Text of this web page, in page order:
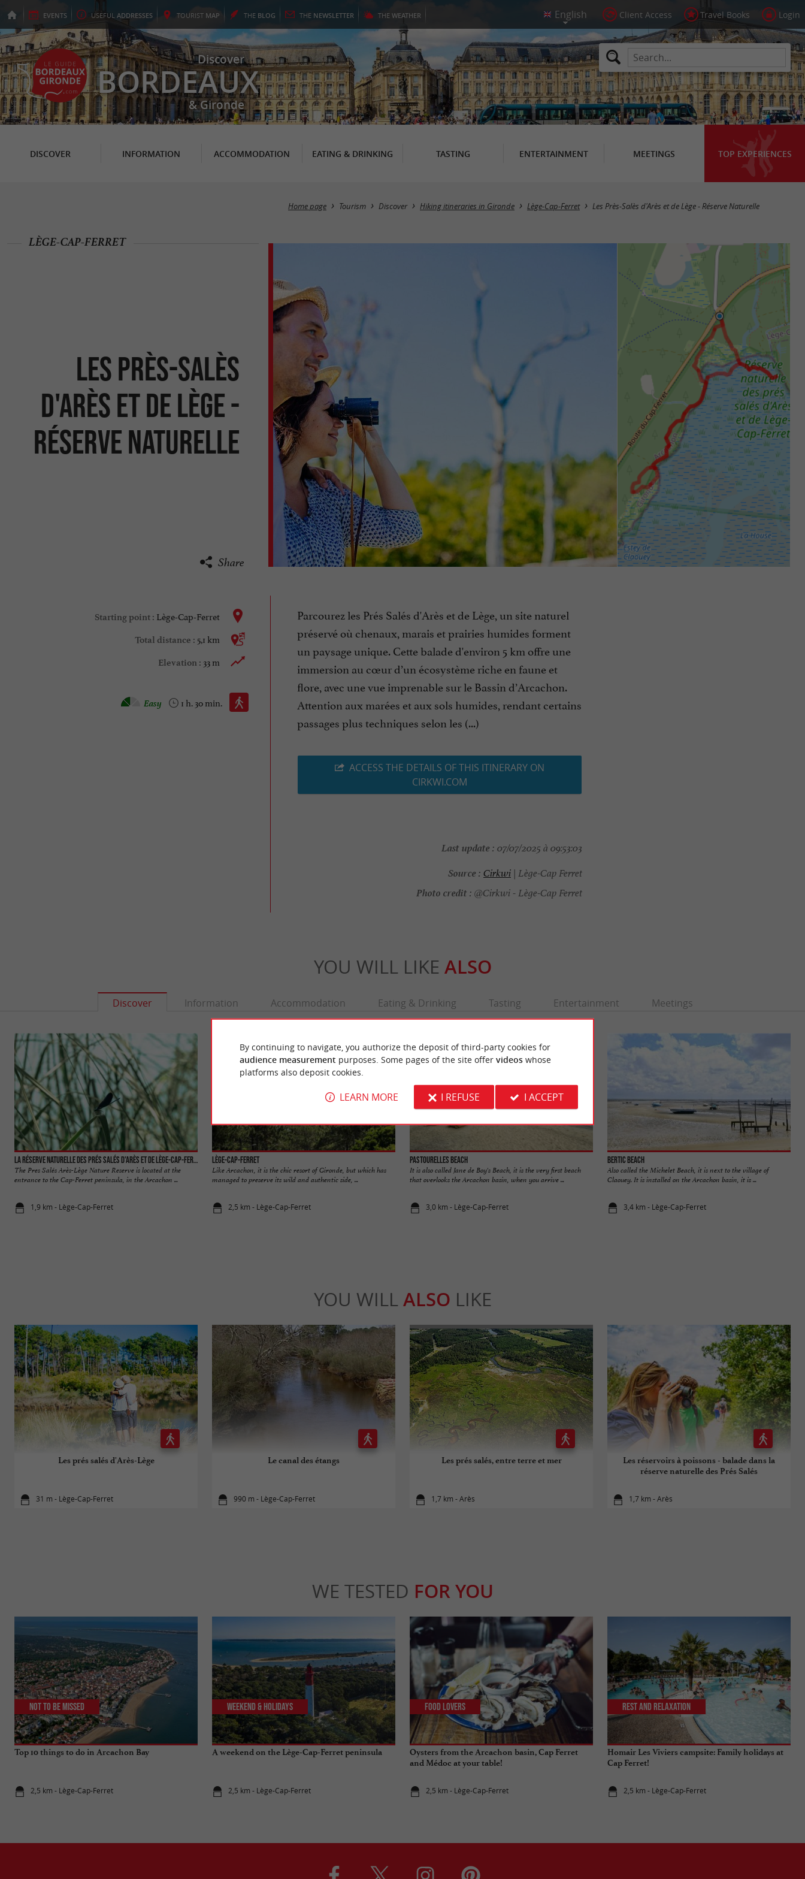
EVENTS USEFUL ADDRESSES TOURIST MAP THE BLOG THE NEWSLETTER THE WEATHER Client Access Travel Books Login
Discover
BORDEAUX
& Gironde
DISCOVER INFORMATION ACCOMMODATION EATING & DRINKING TASTING ENTERTAINMENT MEETINGS TOP EXPERIENCES
Home page Tourism Discover Hiking itineraries in Gironde Lège-Cap-Ferret Les Près-Salès d'Arès et de Lège - Réserve Naturelle
Les Près-Salès
d'Arès et de Lège -
Réserve Naturelle
LÈGE-CAP-FERRET
Share
Starting point : Lège-Cap-Ferret
Total distance : 5,1 km
Elevation : 33 m
Walking :
1 h. 30 min.
Easy
Parcourez les Prés Salés d'Arès et de Lège, un site naturel
préservé où chenaux, marais et prairies humides forment
un paysage unique. Cette balade d'environ 5 km offre une
immersion au cœur d’un écosystème riche en faune et
flore, avec une vue imprenable sur le Bassin d’Arcachon.
Attention aux marées et aux sols humides, rendant certains
passages plus techniques selon les (...)
ACCESS THE DETAILS OF THIS ITINERARY ON
CIRKWI.COM
Last update : 07/07/2025 à 09:53:03
Source : Cirkwi| Lège-Cap Ferret
Photo credit : @Cirkwi - Lège-Cap Ferret
YOU WILL LIKE ALSO
Discover Information Accommodation Eating & Drinking Tasting Entertainment Meetings
La réserve naturelle des Prés Salés d'Arès et de Lège-Cap-Ferret
The Pres Salés Arès-Lège Nature Reserve is located at the
entrance to the Cap-Ferret peninsula, in the Arcachon ...
1,9 km - Lège-Cap-Ferret
Lège-Cap-Ferret
Like Arcachon, it is the chic resort of Gironde, but which has
managed to preserve its wild and authentic side, ...
2,5 km - Lège-Cap-Ferret
Pastourelles beach
It is also called Jane de Boy's Beach, it is the very first beach
that overlooks the Arcachon basin, when you arrive ...
3,0 km - Lège-Cap-Ferret
Bertic beach
Also called the Michelet Beach, it is next to the village of
Claouey. It is installed on the Arcachon basin, it is ...
3,4 km - Lège-Cap-Ferret
YOU WILL ALSO LIKE
Les prés salés d'Arès-Lège
31 m - Lège-Cap-Ferret
Le canal des étangs
990 m - Lège-Cap-Ferret
Les prés salés, entre terre et mer
1,7 km - Arès
Les réservoirs à poissons - balade dans la
réserve naturelle des Prés Salés
1,7 km - Arès
WE TESTED FOR YOU
Top 10 things to do in Arcachon Bay
2,5 km - Lège-Cap-Ferret
Not to be missed
A weekend on the Lège-Cap-Ferret peninsula
2,5 km - Lège-Cap-Ferret
Weekend & Holidays
Oysters from the Arcachon basin, Cap Ferret
and Médoc at your table!
2,5 km - Lège-Cap-Ferret
Food Lovers
Homair Les Viviers campsite: Family holidays at
Cap Ferret!
2,5 km - Lège-Cap-Ferret
Rest and relaxation
By continuing to navigate, you authorize the deposit of third-party cookies for
audience measurement purposes. Some pages of the site offer videoswhose
platforms also deposit cookies.
LEARN MORE I REFUSE I ACCEPT